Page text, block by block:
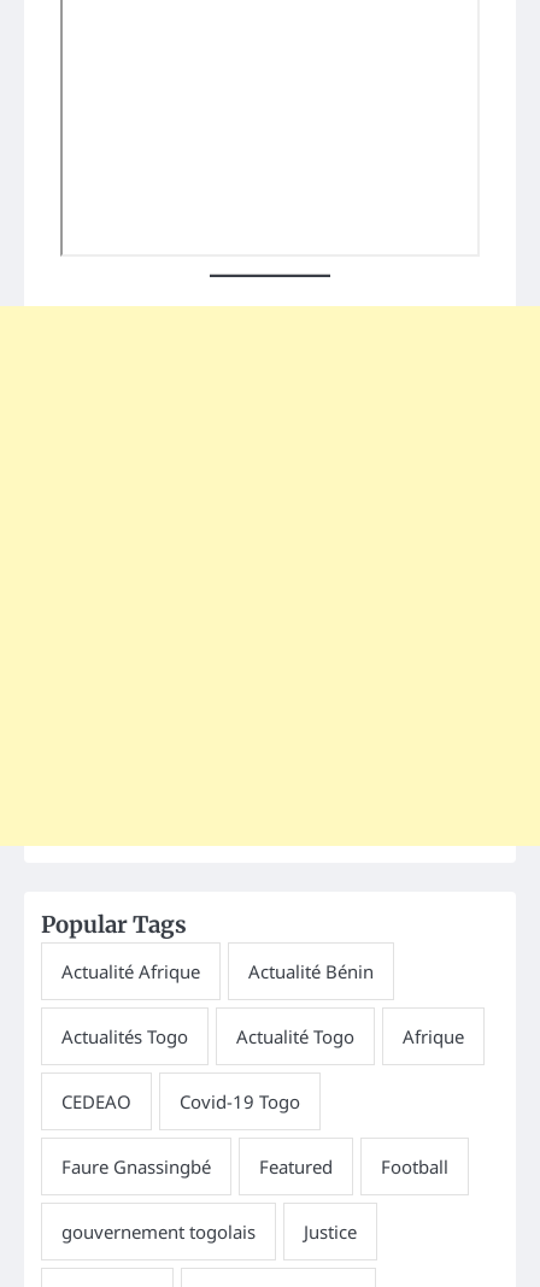
Popular Tags